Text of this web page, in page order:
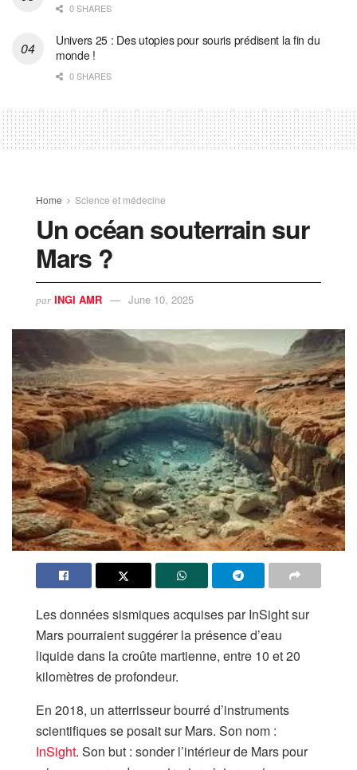
0 SHARES
Univers 25 : Des utopies pour souris prédisent la fin du
monde !
0 SHARES
Home Science et médecine
Un océan souterrain sur
Mars ?
par INGI AMR June 10, 2025
Les données sismiques acquises par InSight sur
Mars pourraient suggérer la présence d’eau
liquide dans la croûte martienne, entre 10 et 20
kilomètres de profondeur.
En 2018, un atterrisseur bourré d’instruments
scientifiques se posait sur Mars. Son nom :
InSight. Son but : sonder l’intérieur de Mars pour